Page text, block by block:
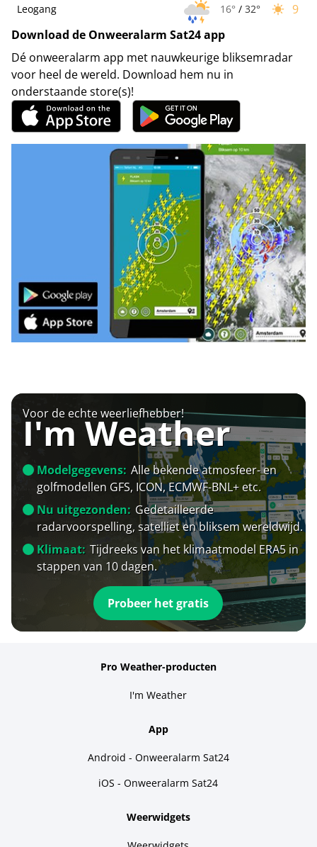
Leogang 16° / 32°
9
Download de Onweeralarm Sat24 app
Dé onweeralarm app met nauwkeurige bliksemradar
voor heel de wereld. Download hem nu in
onderstaande store(s)!
Voor de echte weerliefhebber!
I'm Weather
Modelgegevens: Alle bekende atmosfeer- en
golfmodellen GFS, ICON, ECMWF-BNL+ etc.
Nu uitgezonden: Gedetailleerde
radarvoorspelling, satelliet en bliksem wereldwijd.
Klimaat: Tijdreeks van het klimaatmodel ERA5 in
stappen van 10 dagen.
Probeer het gratis
Pro Weather-producten
I'm Weather
App
Android - Onweeralarm Sat24
iOS - Onweeralarm Sat24
Weerwidgets